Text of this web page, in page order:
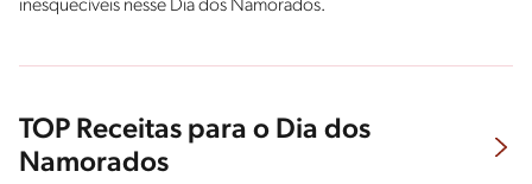
inesquecíveis nesse Dia dos Namorados.
TOP Receitas para o Dia dos
Namorados